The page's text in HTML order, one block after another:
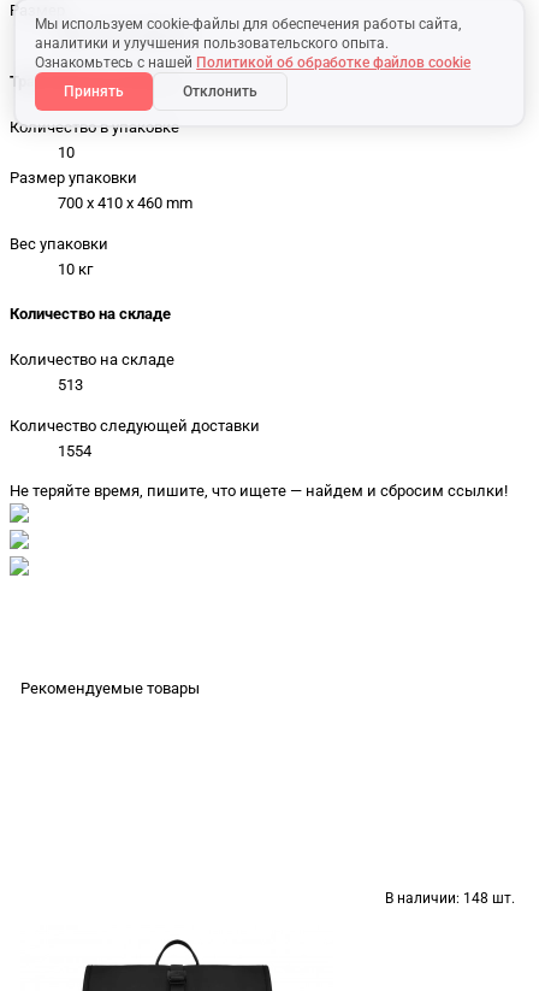
Мы используем cookie-файлы для обеспечения работы сайта,
аналитики и улучшения пользовательского опыта.
Ознакомьтесь с нашей Политикой об обработке файлов cookie
Принять
Отклонить
Размер
300 x 130 x 420 mm
Транспортная упаковка
Количество в упаковке
10
Размер упаковки
700 x 410 x 460 mm
Вес упаковки
10 кг
Количество на складе
Количество на складе
513
Количество следующей доставки
1554
Не теряйте время, пишите, что ищете — найдем и сбросим ссылки!
Рекомендуемые товары
В наличии: 148 шт.